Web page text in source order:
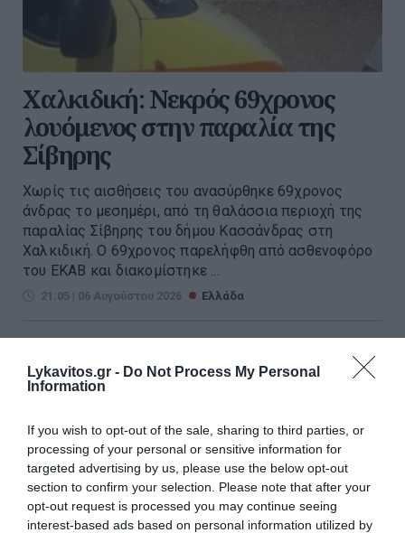
Lykavitos.gr - Do Not Process My Personal
Information
If you wish to opt-out of the sale, sharing to third parties, or
processing of your personal or sensitive information for
targeted advertising by us, please use the below opt-out
section to confirm your selection. Please note that after your
opt-out request is processed you may continue seeing
interest-based ads based on personal information utilized by
Χαλκιδική: Νεκρός 69χρονος
λουόμενος στην παραλία της
Σίβηρης
Χωρίς τις αισθήσεις του ανασύρθηκε 69χρονος
άνδρας το μεσημέρι, από τη θαλάσσια περιοχή της
παραλίας Σίβηρης του δήμου Κασσάνδρας στη
Χαλκιδική. Ο 69χρονος παρελήφθη από ασθενοφόρο
του ΕΚΑΒ και διακομίστηκε ...
21:05 | 06 Αυγούστου 2026 Ελλάδα